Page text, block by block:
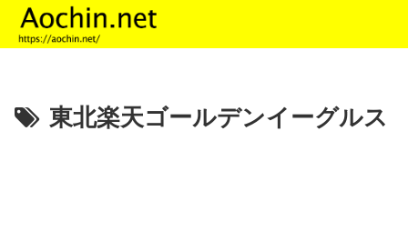
東北楽天ゴールデンイーグルス